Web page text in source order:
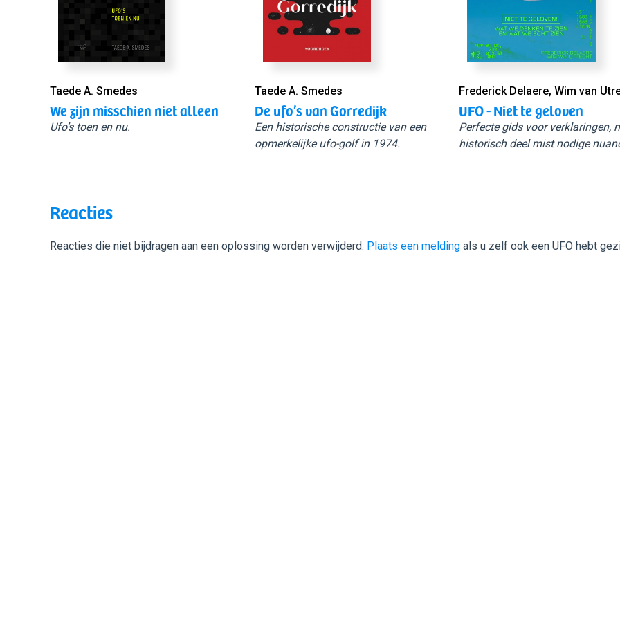
Taede A. Smedes
We zijn misschien niet alleen
Ufo’s toen en nu.
Taede A. Smedes
De ufo’s van Gorredijk
Een historische constructie van een
opmerkelijke ufo-golf in 1974.
Frederick Delaere, Wim van
UFO - Niet te geloven
Perfecte gids voor verklaringen,
historisch deel mist nodige
Reacties
Reacties die niet bijdragen aan een oplossing worden verwijderd. Plaats een melding als u zelf ook een UFO hebt